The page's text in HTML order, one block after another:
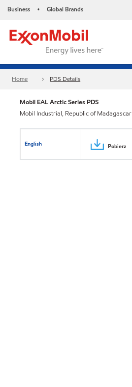
Business • Global Brands
Home PDS Details
Mobil EAL Arctic Series PDS
Mobil Industrial, Republic of Madagascar
English Pobierz